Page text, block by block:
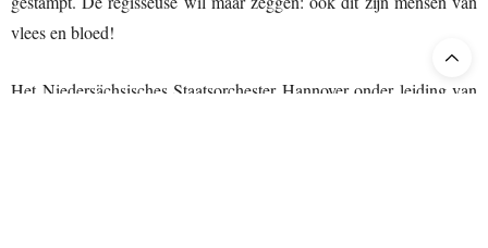
vlees en bloed!
Het Niedersächsisches Staatsorchester Hannover onder leiding van